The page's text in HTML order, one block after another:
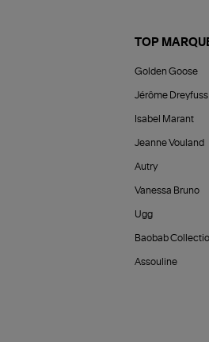
TOP
Golden Goose
Jérôme Dreyfuss
Isabel Marant
Jeanne Vouland
Autry
Vanessa Bruno
Ugg
Baobab
Assouline